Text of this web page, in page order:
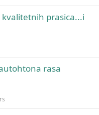
prasica...i
rasa